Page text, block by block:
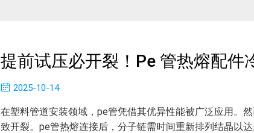
提前试压必开裂！pe 管热熔配件
2025-10-14
在塑料管道安装领域，pe管凭借其优异性能被广泛应用。
致开裂。pe管热熔连接后，分子链需时间重新排列结晶以